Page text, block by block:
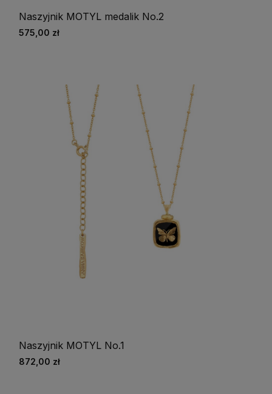
Naszyjnik MOTYL medalik No.2
575,00 zł
Naszyjnik MOTYL No.1
872,00 zł